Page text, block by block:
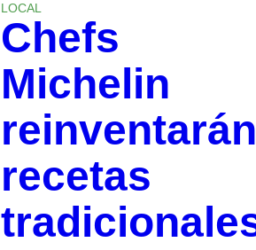
LOCAL
Chefs
Michelin
reinventarán
recetas